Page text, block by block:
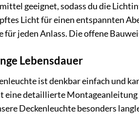
geeignet, sodass du die
Licht für einen entspannten
jeden Anlass. Die offene
Lebensdauer
ist denkbar einfach und
eine detaillierte
Deckenleuchte besonders